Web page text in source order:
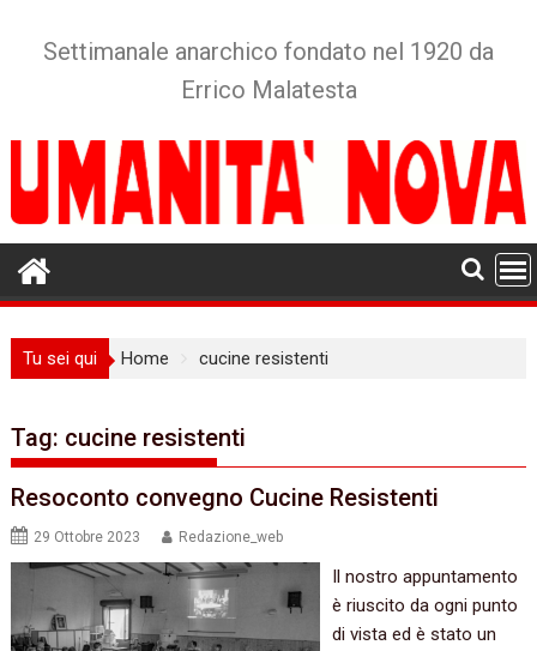
Settimanale anarchico fondato nel 1920 da
Errico Malatesta
Tu sei qui Home cucine resistenti
Tag: cucine resistenti
Resoconto convegno Cucine Resistenti
29 Ottobre 2023 Redazione_web
Il nostro appuntamento
è riuscito da ogni punto
di vista ed è stato un